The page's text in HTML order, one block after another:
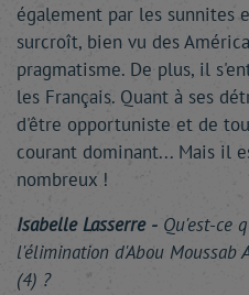
également par les sunnites
surcroît, bien vu des
pragmatisme. De plus, il
les Français. Quant à ses
d'être opportuniste et de
courant dominant... Mais il
nombreux !
Isabelle Lasserre - Qu'est-ce
l'élimination d'Abou
(4) ?